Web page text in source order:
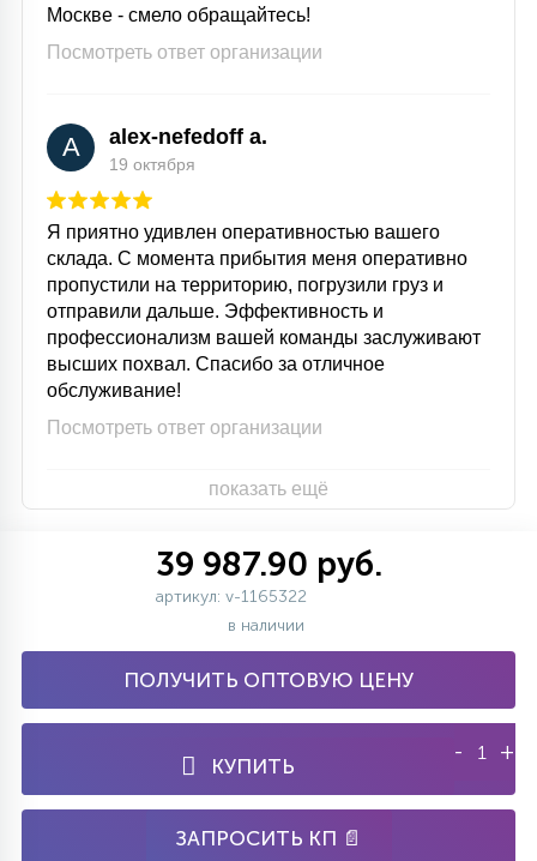
Москве - смело обращайтесь!
Посмотреть ответ организации
A alex-nefedoff a.
19 октября
Я приятно удивлен оперативностью вашего
склада. С момента прибытия меня оперативно
пропустили на территорию, погрузили груз и
отправили дальше. Эффективность и
профессионализм вашей команды заслуживают
высших похвал. Спасибо за отличное
обслуживание!
Посмотреть ответ организации
показать ещё
39 987.90 руб.
артикул: v-1165322
в наличии
ПОЛУЧИТЬ ОПТОВУЮ ЦЕНУ
КУПИТЬ
- +
ЗАПРОСИТЬ КП 📄